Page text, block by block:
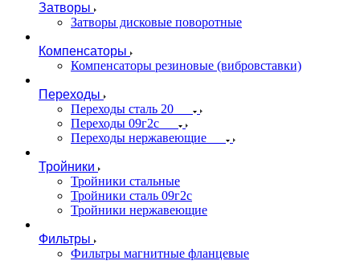
Затворы
Затворы дисковые поворотные
Компенсаторы
Компенсаторы резиновые (вибровставки)
Переходы
Переходы сталь 20
Переходы 09г2с
Переходы нержавеющие
Тройники
Тройники стальные
Тройники сталь 09г2с
Тройники нержавеющие
Фильтры
Фильтры магнитные фланцевые